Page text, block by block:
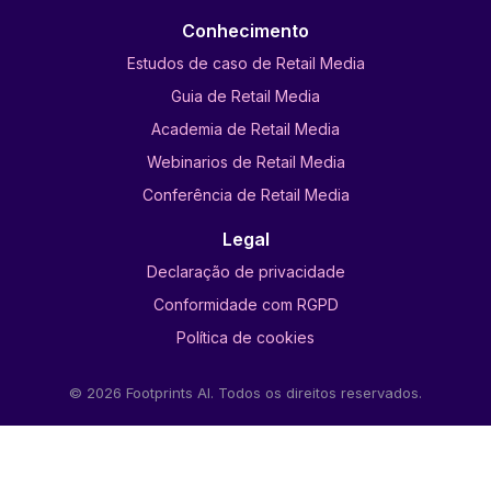
Conhecimento
Estudos de caso de Retail Media
Guia de Retail Media
Academia de Retail Media
Webinarios de Retail Media
Conferência de Retail Media
Legal
Declaração de privacidade
Conformidade com RGPD
Política de cookies
© 2026 Footprints AI. Todos os direitos reservados.